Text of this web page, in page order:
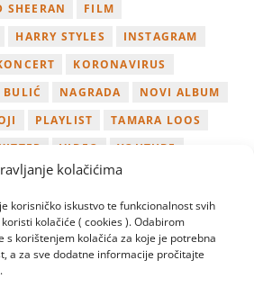
kolačićima
korisničko iskustvo te funkcionalnost svih
kolačiće ( cookies ). Odabirom
s korištenjem kolačića za koje je potrebna
a za sve dodatne informacije pročitajte
SHEERAN
FILM
HARRY STYLES
INSTAGRAM
KORONAVIRUS
BULIĆ NAGRADA
NOVI ALBUM
PLAYLIST
TAMARA LOOS
VIDEO
YOUTUBE